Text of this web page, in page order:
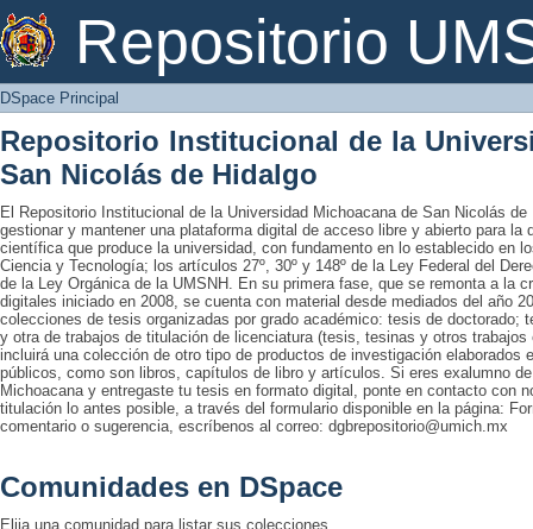
Repositorio
DSpace Principal
DSpace Principal
Repositorio Institucional de la
San Nicolás de Hidalgo
El Repositorio Institucional de la Universidad Michoacana de San Nicolás
gestionar y mantener una plataforma digital de acceso libre y abierto para la
científica que produce la universidad, con fundamento en lo establecido en
Ciencia y Tecnología; los artículos 27º, 30º y 148º de la Ley Federal del
de la Ley Orgánica de la UMSNH. En su primera fase, que se remonta a la
digitales iniciado en 2008, se cuenta con material desde mediados del año
colecciones de tesis organizadas por grado académico: tesis de doctorado;
y otra de trabajos de titulación de licenciatura (tesis, tesinas y otros
incluirá una colección de otro tipo de productos de investigación elaborados
públicos, como son libros, capítulos de libro y artículos. Si eres exalumno
Michoacana y entregaste tu tesis en formato digital, ponte en contacto con
titulación lo antes posible, a través del formulario disponible en la página:
comentario o sugerencia, escríbenos al correo: dgbrepositorio@umich.mx
Comunidades en DSpace
Elija una comunidad para listar sus colecciones